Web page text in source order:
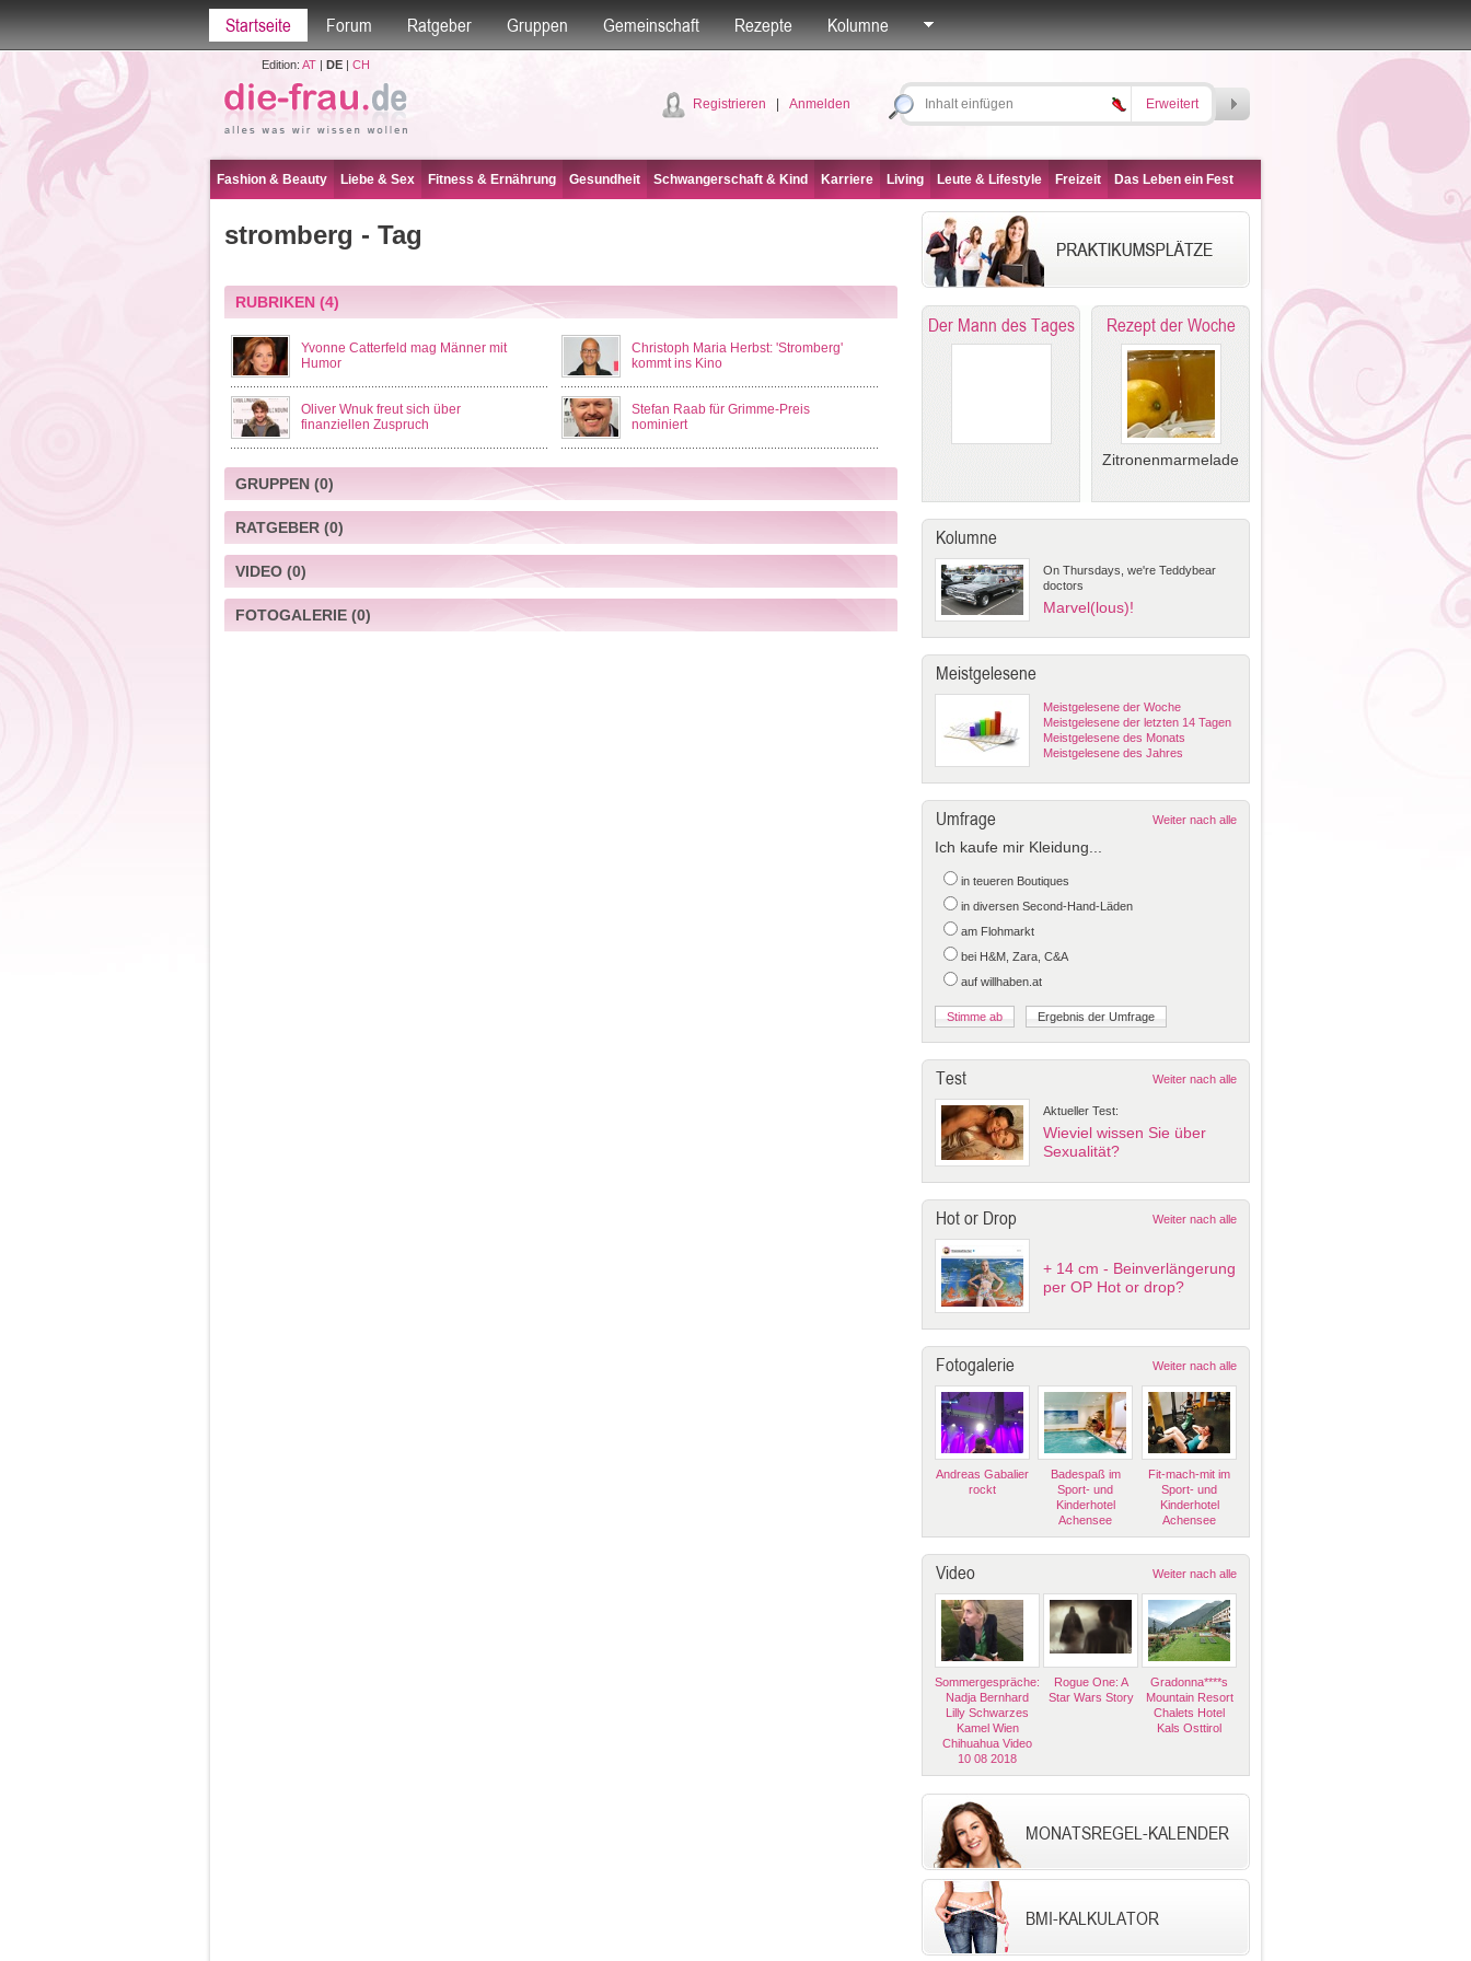
Startseite Forum Ratgeber Gruppen Gemeinschaft Rezepte Kolumne
Edition: AT| DE| CH
Registrieren Anmelden Erweitert
Fashion & Beauty Liebe & Sex Fitness & Ernährung Gesundheit Schwangerschaft & Kind Karriere Living Leute & Lifestyle Freizeit Das Leben ein Fest
stromberg - Tag
RUBRIKEN(4)
Yvonne Catterfeld mag Männer mit
Humor
Christoph Maria Herbst: 'Stromberg'
kommt ins Kino
Oliver Wnuk freut sich über
finanziellen Zuspruch
Stefan Raab für Grimme-Preis
nominiert
GRUPPEN(0)
RATGEBER(0)
VIDEO(0)
FOTOGALERIE(0)
Der Mann des Tages Rezept der Woche
Zitronenmarmelade
Kolumne
On Thursdays, we're Teddybear
doctors
Marvel(lous)!
Meistgelesene
Meistgelesene der Woche
Meistgelesene der letzten 14 Tagen
Meistgelesene des Monats
Meistgelesene des Jahres
Umfrage Weiter nach alle
Ich kaufe mir Kleidung...
in teueren Boutiques
in diversen Second-Hand-Läden
am Flohmarkt
bei H&M, Zara, C&A
auf willhaben.at
Test Weiter nach alle
Aktueller Test:
Wieviel wissen Sie über
Sexualität?
Hot or Drop Weiter nach alle
+ 14 cm - Beinverlängerung
per OP Hot or drop?
Fotogalerie Weiter nach alle
Andreas Gabalier
rockt
Badespaß im
Sport- und
Kinderhotel
Achensee
Fit-mach-mit im
Sport- und
Kinderhotel
Achensee
Video Weiter nach alle
Sommergespräche:
Nadja Bernhard
Lilly Schwarzes
Kamel Wien
Chihuahua Video
10 08 2018
Rogue One: A
Star Wars Story
Gradonna****s
Mountain Resort
Chalets Hotel
Kals Osttirol
MONATSREGEL-KALENDER
BMI-KALKULATOR